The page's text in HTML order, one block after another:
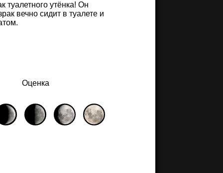
туалетного утёнка! Он
вечно сидит в туалете и
Оценка